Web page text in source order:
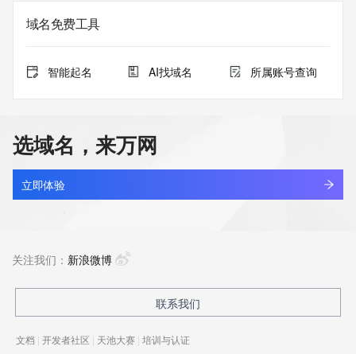
域名免费工具
智能起名 AI找域名 所属账号查询
选域名，来万网
立即体验
关注我们： 新浪微博
联系我们
文档 | 开发者社区 | 天池大赛 | 培训与认证